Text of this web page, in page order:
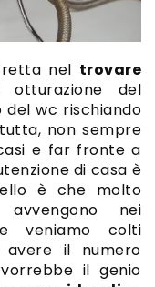
nel trovare
del
del wc rischiando
non sempre
e far fronte a
di casa è
è che molto
avvengono nei
veniamo colti
avere il numero
il genio